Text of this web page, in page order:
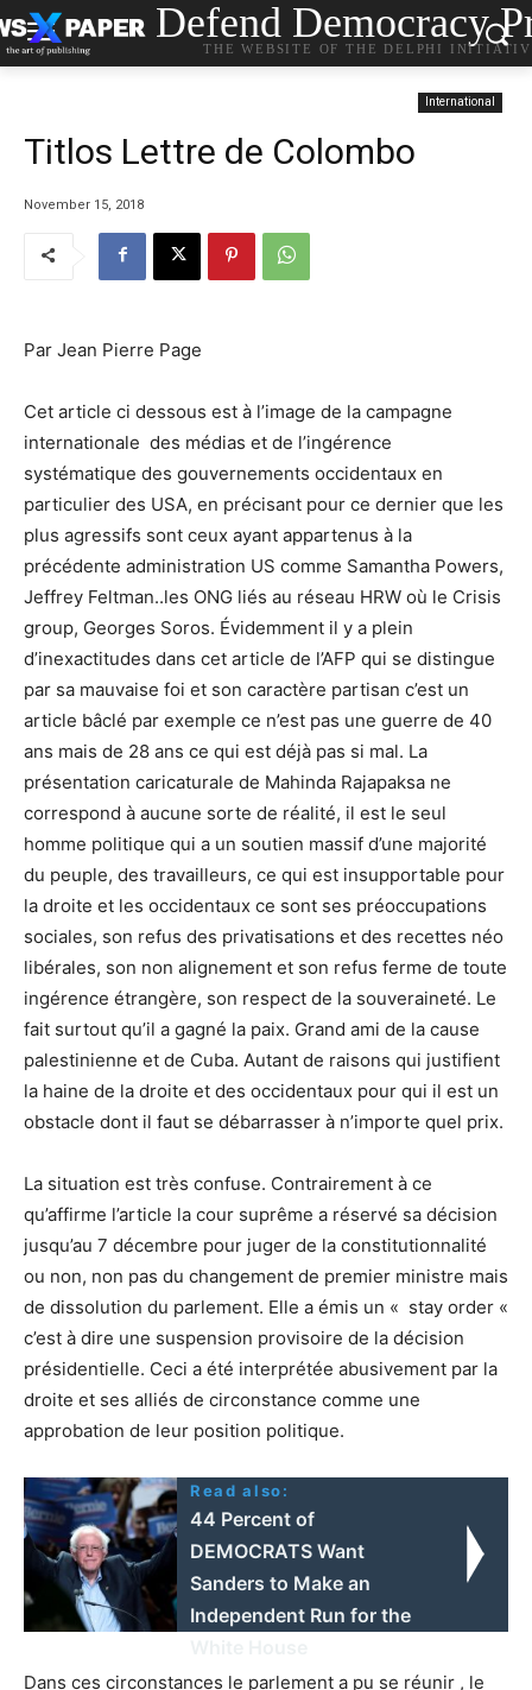
Defend Democracy
THE WEBSITE OF THE DELPHI
International
Titlos Lettre de Colombo
November 15, 2018
Par Jean Pierre Page
Cet article ci dessous est à l’image de la campagne
internationale des médias et de l’ingérence
systématique des gouvernements occidentaux en
particulier des USA, en précisant pour ce dernier que les
plus agressifs sont ceux ayant appartenus à la
précédente administration US comme Samantha Powers,
Jeffrey Feltman..les ONG liés au réseau HRW où le Crisis
group, Georges Soros. Évidemment il y a plein
d’inexactitudes dans cet article de l’AFP qui se distingue
par sa mauvaise foi et son caractère partisan c’est un
article bâclé par exemple ce n’est pas une guerre de 40
ans mais de 28 ans ce qui est déjà pas si mal. La
présentation caricaturale de Mahinda Rajapaksa ne
correspond à aucune sorte de réalité, il est le seul
homme politique qui a un soutien massif d’une majorité
du peuple, des travailleurs, ce qui est insupportable pour
la droite et les occidentaux ce sont ses préoccupations
sociales, son refus des privatisations et des recettes néo
libérales, son non alignement et son refus ferme de toute
ingérence étrangère, son respect de la souveraineté. Le
fait surtout qu’il a gagné la paix. Grand ami de la cause
palestinienne et de Cuba. Autant de raisons qui justifient
la haine de la droite et des occidentaux pour qui il est un
obstacle dont il faut se débarrasser à n’importe quel prix.
La situation est très confuse. Contrairement à ce
qu’affirme l’article la cour suprême a réservé sa décision
jusqu’au 7 décembre pour juger de la constitutionnalité
ou non, non pas du changement de premier ministre mais
de dissolution du parlement. Elle a émis un « stay order «
c’est à dire une suspension provisoire de la décision
présidentielle. Ceci a été interprétée abusivement par la
droite et ses alliés de circonstance comme une
approbation de leur position politique.
Read also:
44 Percent of
DEMOCRATS Want
Sanders to Make an
Independent Run for the
Dans ces circonstances le parlement a pu se réunir , le